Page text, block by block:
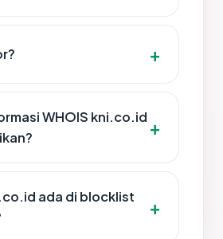
WHOIS kni.co.id
ada di blocklist